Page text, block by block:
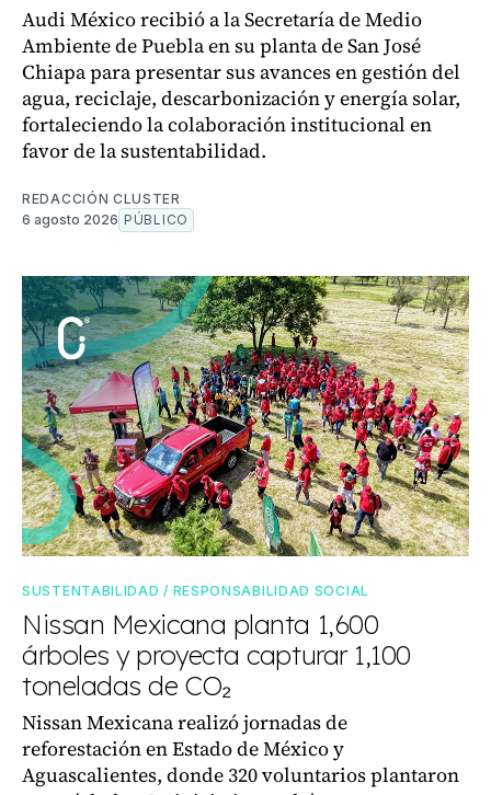
Audi México recibió a la Secretaría de Medio
Ambiente de Puebla en su planta de San José
Chiapa para presentar sus avances en gestión del
agua, reciclaje, descarbonización y energía solar,
fortaleciendo la colaboración institucional en
favor de la sustentabilidad.
REDACCIÓN CLUSTER
6 agosto 2026 PÚBLICO
SUSTENTABILIDAD / RESPONSABILIDAD SOCIAL
Nissan Mexicana planta 1,600
árboles y proyecta capturar 1,100
toneladas de CO₂
Nissan Mexicana realizó jornadas de
reforestación en Estado de México y
Aguascalientes, donde 320 voluntarios plantaron